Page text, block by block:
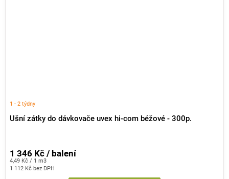
Ušní zátky do dávkovače uvex hi-com béžové - 300p.
1 - 2 týdny
1 112 Kč bez DPH
1 346 Kč / balení
Měrná
cena:
4,49 Kč / 1 m3